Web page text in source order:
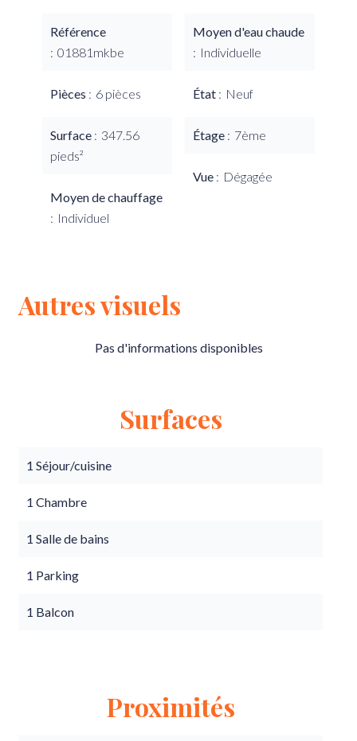
Référence
01881mkbe
Pièces 6 pièces
Surface
347.56
pieds²
Moyen de chauffage
Individuel
Moyen d'eau chaude
Individuelle
État Neuf
Étage 7ème
Vue Dégagée
Autres visuels
Pas d'informations disponibles
Surfaces
1 Séjour/cuisine
1 Chambre
1 Salle de bains
1 Parking
1 Balcon
Proximités